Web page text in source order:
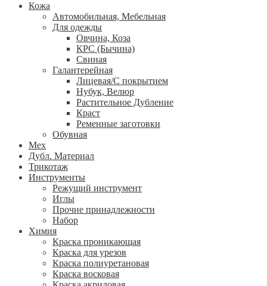
Кожа
Автомобильная, Мебельная
Для одежды
Овчина, Коза
КРС (Бычина)
Свиная
Галантерейная
Лицевая/С покрытием
Нубук, Велюр
Растительное Дубление
Краст
Ременные заготовки
Обувная
Мех
Дубл. Материал
Трикотаж
Инструменты
Режущий инструмент
Иглы
Прочие принадлежности
Набор
Химия
Краска проникающая
Краска для урезов
Краска полиуретановая
Краска восковая